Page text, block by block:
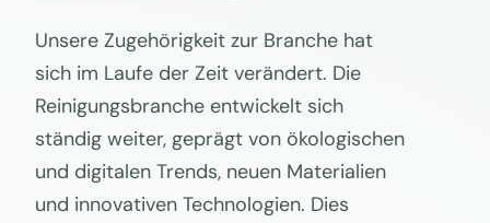
Unsere Zugehörigkeit zur Branche hat
sich im Laufe der Zeit verändert. Die
Reinigungsbranche entwickelt sich
ständig weiter, geprägt von ökologischen
und digitalen Trends, neuen Materialien
und innovativen Technologien. Dies